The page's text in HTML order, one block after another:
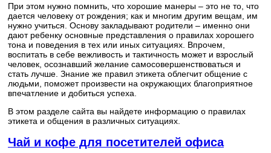
При этом нужно помнить, что хорошие манеры – это не то, что
дается человеку от рождения; как и многим другим вещам, им
нужно учиться. Основу закладывают родители – именно они
дают ребенку основные представления о правилах хорошего
тона и поведения в тех или иных ситуациях. Впрочем,
воспитать в себе вежливость и тактичность может и взрослый
человек, осознавший желание самосовершенствоваться и
стать лучше. Знание же правил этикета облегчит общение с
людьми, поможет произвести на окружающих благоприятное
впечатление и добиться успеха.
В этом разделе сайта вы найдете информацию о правилах
этикета и общения в различных ситуациях.
Чай и кофе для посетителей офиса